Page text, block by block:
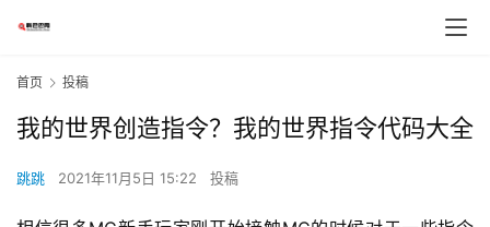
首页 投稿
我的世界创造指令？我的世界指令代码大全
跳跳 2021年11月5日 15:22 投稿